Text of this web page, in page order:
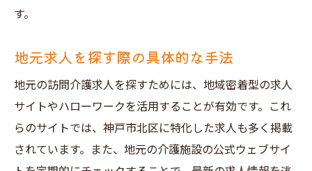
す。
地元求人を探す際の具体的な手法
地元の訪問介護求人を探すためには、地域密着型の求人
サイトやハローワークを活用することが有効です。これ
らのサイトでは、神戸市北区に特化した求人も多く掲載
されています。また、地元の介護施設の公式ウェブサイ